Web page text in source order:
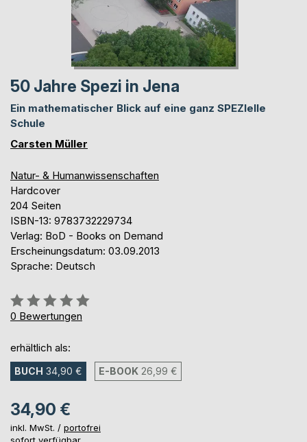
50 Jahre Spezi in Jena
Ein mathematischer Blick auf eine ganz SPEZIelle
Schule
Carsten Müller
Natur- & Humanwissenschaften
Hardcover
204 Seiten
ISBN-13: 9783732229734
Verlag: BoD - Books on Demand
Erscheinungsdatum: 03.09.2013
Sprache: Deutsch
Bewertung::
0%
0 Bewertungen
erhältlich als:
BUCH 34,90 € E-BOOK 26,99 €
34,90 €
inkl. MwSt. / portofrei